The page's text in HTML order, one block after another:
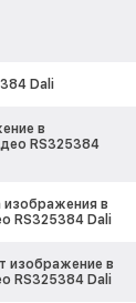
Dali
в
RS325384
изображения в
RS325384 Dali
изображение в
RS325384 Dali